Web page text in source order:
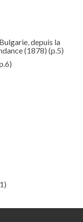
depuis la
(1878) (p.5)